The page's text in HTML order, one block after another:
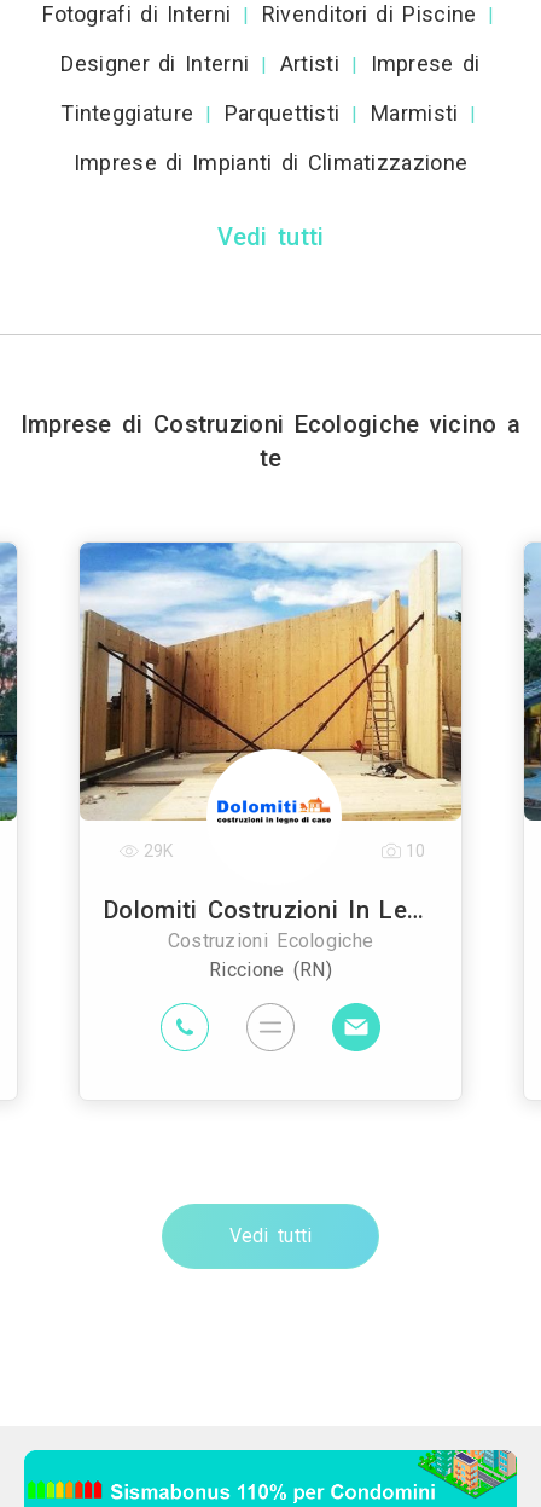
Fotografi di Interni | Rivenditori di Piscine |
Designer di Interni | Artisti |
Imprese di
Tinteggiature
| Parquettisti | Marmisti |
Imprese di Impianti di Climatizzazione
Vedi tutti
Imprese di Costruzioni Ecologiche vicino a
te
Dolomiti Costruzioni In Legno Di Case
Costruzioni Ecologiche
Riccione (RN)
29K 10
Vedi tutti